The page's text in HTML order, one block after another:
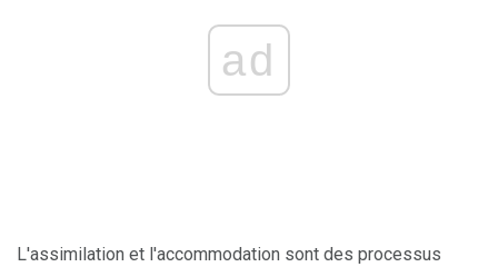
ad
L'assimilation et l'accommodation sont des processus